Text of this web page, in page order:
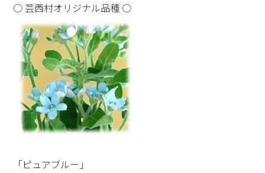
○ 芸西村オリジナル品種 ○
「ピュアブルー」